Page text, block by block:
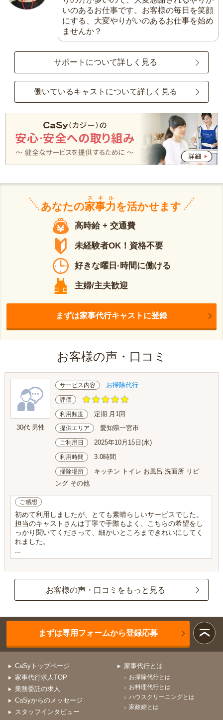
いのあるお仕事です。お客様の毎日を笑顔
にする、大変やりがいのあるお仕事を始め
ませんか？
サポートについて詳しく見る
働いているキャストについて詳しく見る
あなたの家事力
スキル
を活かせます
高時給 + 交通費
未経験者OK！資格不要
好きな曜日·時間に働ける
主婦/主夫歓迎
まずは家事代行キャストに登録
お客様の声・口コミ
30代 男性
サービス内容 お掃除代行
評価
利用頻度 定期 月1回
提供エリア 愛知県一宮市
ご利用日 2025年10月15日(水)
利用時間 3.0時間
掃除場所
キッチン トイレ お風呂 洗面所 リビ
ング その他
ご感想
初めて利用しましたが、とても素晴らしいサービスでした。
担当のキャストさんは丁寧で手際もよく、こちらの希望をし
っかり聞いてくださって、細かいところまできれいにしてく
れました。
お客様の声・口コミをもっと見る
まずは専用フォームから登録応募
CaSyトップページ
家事代行求人TOP
業務委託の求人
CaSyからのメッセージ
スタッフインタビュー
家事代行とは
お掃除代行とは
お料理代行とは
ハウスクリーニングとは
家政婦とは